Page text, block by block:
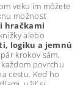
veku im môžete
možnosť
hračkami
alebo
logiku a jemnú
krokov sám,
každom povrchu
cestu. Keď ho